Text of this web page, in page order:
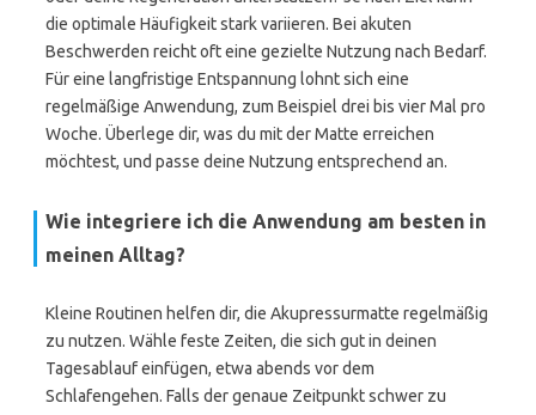
die optimale Häufigkeit stark variieren. Bei akuten
Beschwerden reicht oft eine gezielte Nutzung nach Bedarf.
Für eine langfristige Entspannung lohnt sich eine
regelmäßige Anwendung, zum Beispiel drei bis vier Mal pro
Woche. Überlege dir, was du mit der Matte erreichen
möchtest, und passe deine Nutzung entsprechend an.
Wie integriere ich die Anwendung am besten in
meinen Alltag?
Kleine Routinen helfen dir, die Akupressurmatte regelmäßig
zu nutzen. Wähle feste Zeiten, die sich gut in deinen
Tagesablauf einfügen, etwa abends vor dem
Schlafengehen. Falls der genaue Zeitpunkt schwer zu